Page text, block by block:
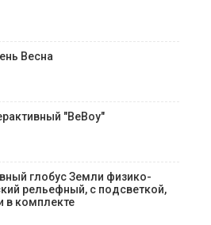
Весна
"ВеВоу"
глобус Земли физико-
рельефный, с подсветкой,
в комплекте